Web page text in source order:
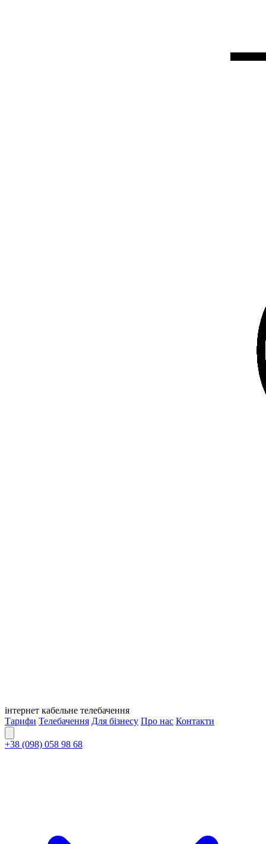
інтернет кабельне телебачення
Тарифи Телебачення Для бізнесу Про нас Контакти
+38 (098) 058 98 68